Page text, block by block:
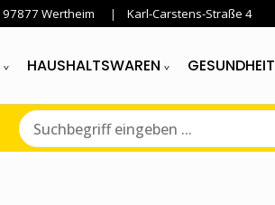
97877 Wertheim Karl-Carstens-Straße 4
HAUSHALTSWAREN GESUNDHEIT